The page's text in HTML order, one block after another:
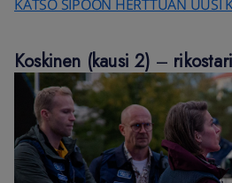
KATSO SIPOON HERTTUAN UUSI
Koskinen (kausi 2) –